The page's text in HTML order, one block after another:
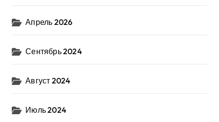
Апрель 2026
Сентябрь 2024
Август 2024
Июль 2024